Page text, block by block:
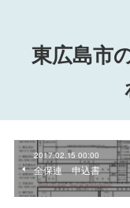
東広島市
2017.02.15 00:00
全保連 申込書